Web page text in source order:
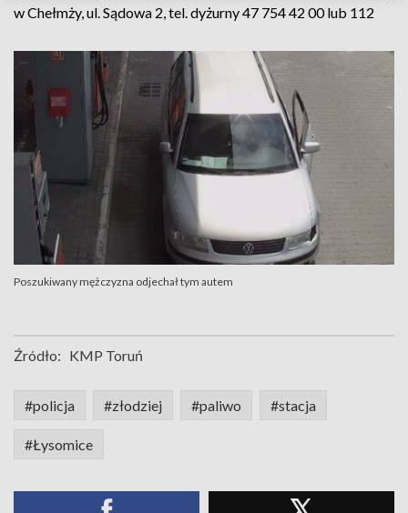
w Chełmży, ul. Sądowa 2, tel. dyżurny 47 754 42 00 lub 112
Poszukiwany mężczyzna odjechał tym autem
Źródło: KMP Toruń
#policja #złodziej #paliwo #stacja
#Łysomice